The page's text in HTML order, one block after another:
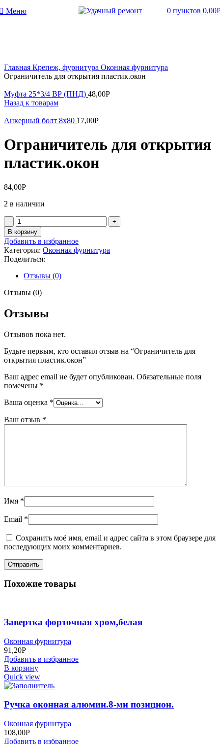
Меню 0 пунктов 0,00
Главная Крепеж, фурнитура Оконная фурнитура
Ограничитель для открытия пластик.окон
Муфта 25*3/4 ВР (ПНД) 48,00Р
Назад к товарам
Анкерный болт 8х80 17,00Р
Ограничитель для открытия
пластик.окон
84,00Р
2 в наличии
Количество
товара
Ограничитель
для
открытия
пластик.окон
В корзину
Добавить в избранное
Категория: Оконная фурнитура
Поделиться:
Отзывы (0)
Отзывы (0)
Отзывы
Отзывов пока нет.
Будьте первым, кто оставил отзыв на “Ограничитель для
открытия пластик.окон”
Ваш адрес email не будет опубликован. Обязательные поля
помечены *
Ваша оценка *
Ваш отзыв *
Имя *
Email *
Сохранить моё имя, email и адрес сайта в этом браузере для
последующих моих комментариев.
Похожие товары
Завертка форточная хром,белая
Оконная фурнитура
91,20Р
Добавить в избранное
В корзину
Quick view
Ручка оконная алюмин.8-ми позицион.
Оконная фурнитура
108,00Р
Добавить в избранное